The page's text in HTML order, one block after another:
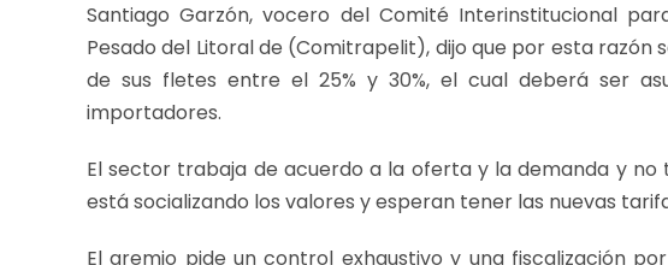
Santiago Garzón, vocero del Comité Interinstitucional
Pesado del Litoral de (Comitrapelit), dijo que por esta razón
de sus fletes entre el 25% y 30%, el cual deberá ser
importadores.
El sector trabaja de acuerdo a la oferta y la demanda y no
está socializando los valores y esperan tener las nuevas
El gremio pide un control exhaustivo y una fiscalización